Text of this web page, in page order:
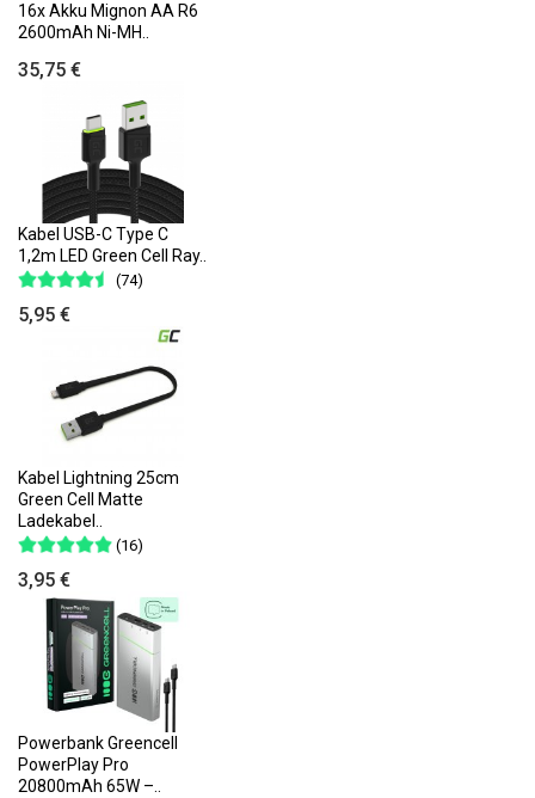
16x Akku Mignon AA R6
2600mAh Ni-MH..
35,75 €
Kabel USB-C Type C
1,2m LED Green Cell Ray..
(74)
5,95 €
Kabel Lightning 25cm
Green Cell Matte
Ladekabel..
(16)
3,95 €
Powerbank Greencell
PowerPlay Pro
20800mAh 65W –..